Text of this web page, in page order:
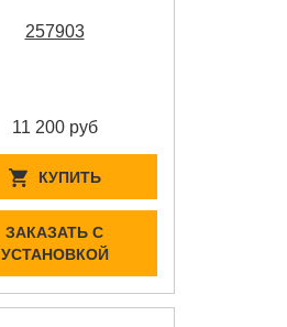
257903
11 200 руб
КУПИТЬ
ЗАКАЗАТЬ С
УСТАНОВКОЙ